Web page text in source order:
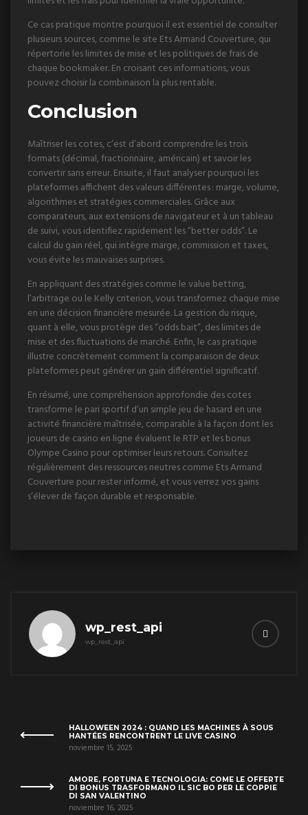
Ce cas pratique montre pourquoi il est essentiel de consulter
plusieurs sources, comme le site Ets Armand Couverture, qui
répertorie les limites de mise et les politiques de frais de
chaque bookmaker. En croisant ces informations, vous
pouvez choisir la combinaison la plus rentable.
Conclusion
Maîtriser les cotes, c’est d’abord comprendre les trois
formats (décimal, fractionnaire, américain) et savoir les
convertir sans erreur. Ensuite, il faut analyser pourquoi les
plateformes affichent des valeurs différentes : marge, volume,
algorithmes et stratégies commerciales. Grâce aux
comparateurs, aux extensions de navigateur et à un tableau
de suivi, vous identifiez rapidement les “better odds”. Le
calcul du gain réel, qui intègre marge, commission et taxes,
vous évite les mauvaises surprises.
En appliquant des stratégies comme le value betting,
l’arbitrage ou le Kelly criterion, vous transformez chaque mise
en une décision financière mesurée. La gestion du risque,
quant à elle, vous protège des “odds bait”, des limites de
mise et des fluctuations de marché. Enfin, le cas pratique
illustre concrètement comment la comparaison de deux
plateformes peut générer un gain différentiel significatif.
En résumé, une compréhension approfondie des cotes
transforme le pari sportif d’un simple jeu de hasard en une
activité financière maîtrisée, comparable à la façon dont les
joueurs de casino en ligne évaluent le RTP et les bonus
Olympe Casino pour optimiser leurs retours. Consultez
régulièrement des ressources neutres comme Ets Armand
Couverture pour rester informé, et vous verrez vos gains
s’élever de façon durable et responsable.
wp_rest_api
wp_rest_api
HALLOWEEN 2024 : QUAND LES MACHINES À SOUS
HANTÉES RENCONTRENT LE LIVE CASINO
noviembre 15, 2025
AMORE, FORTUNA E TECNOLOGIA: COME LE OFFERTE
DI BONUS TRASFORMANO IL SIC BO PER LE COPPIE
DI SAN VALENTINO
noviembre 16, 2025